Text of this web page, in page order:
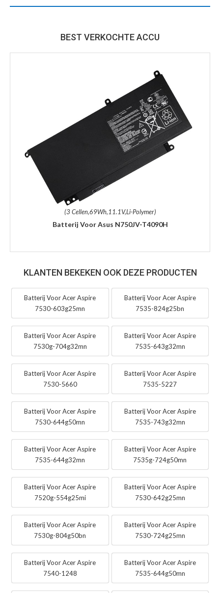
BEST VERKOCHTE ACCU
(3 Cellen,69Wh,11.1V,Li-Polymer)
Batterij Voor Asus N750JV-T4090H
KLANTEN BEKEKEN OOK DEZE PRODUCTEN
Batterij Voor Acer Aspire
7530-603g25mn
Batterij Voor Acer Aspire
7535-824g25bn
Batterij Voor Acer Aspire
7530g-704g32mn
Batterij Voor Acer Aspire
7535-643g32mn
Batterij Voor Acer Aspire
7530-5660
Batterij Voor Acer Aspire
7535-5227
Batterij Voor Acer Aspire
7530-644g50mn
Batterij Voor Acer Aspire
7535-743g32mn
Batterij Voor Acer Aspire
7535-644g32mn
Batterij Voor Acer Aspire
7535g-724g50mn
Batterij Voor Acer Aspire
7520g-554g25mi
Batterij Voor Acer Aspire
7530-642g25mn
Batterij Voor Acer Aspire
7530g-804g50bn
Batterij Voor Acer Aspire
7530-724g25mn
Batterij Voor Acer Aspire
7540-1248
Batterij Voor Acer Aspire
7535-644g50mn